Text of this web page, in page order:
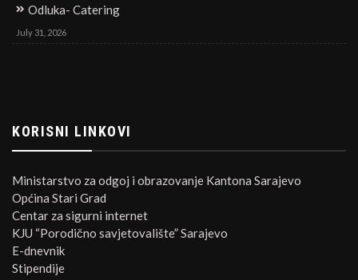
Odluka- Catering
July 31, 2026
KORISNI LINKOVI
Ministarstvo za odgoj i obrazovanje Kantona Sarajevo
Općina Stari Grad
Centar za sigurni internet
KJU “Porodično savjetovalište” Sarajevo
E-dnevnik
Stipendije